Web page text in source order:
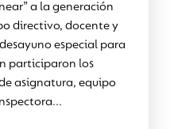
a la generación
directivo, docente y
especial para
participaron los
asignatura, equipo